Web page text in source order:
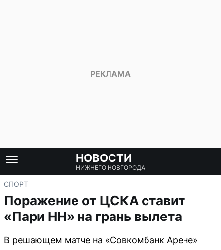
НОВОСТИ
НИЖНЕГО НОВГОРОДА
СПОРТ
Поражение от ЦСКА ставит
«Пари НН» на грань вылета
В решающем матче на «Совкомбанк Арене»